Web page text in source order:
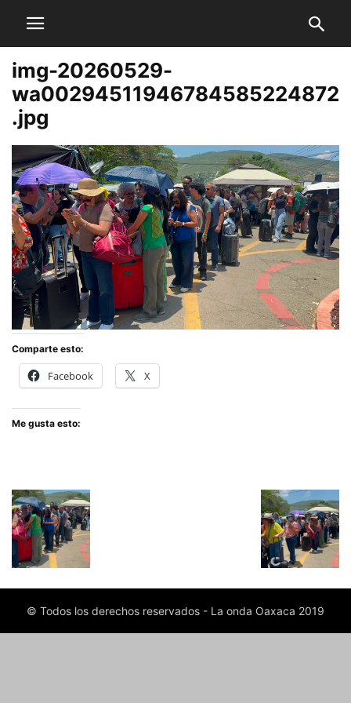
img-20260529-
wa00294511946784585224872
.jpg
Comparte esto:
Facebook X
Me gusta esto:
© Todos los derechos reservados - La onda Oaxaca 2019